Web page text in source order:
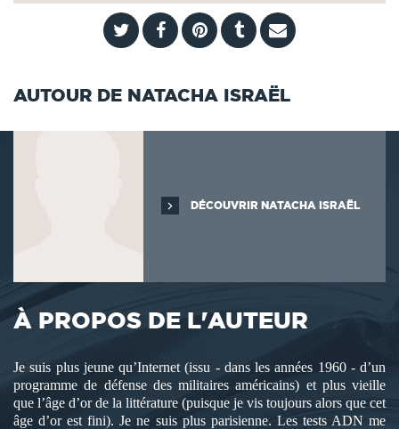
AUTOUR DE NATACHA ISRAËL
DÉCOUVRIR NATACHA ISRAËL
À PROPOS DE L'AUTEUR
Je suis plus jeune qu’Internet (issu - dans les années 1960 - d’un
programme de défense des militaires américains) et plus vieille
que l’âge d’or de la littérature (puisque je vis toujours alors que cet
âge d’or est fini). Je ne suis plus parisienne. Les tests ADN me